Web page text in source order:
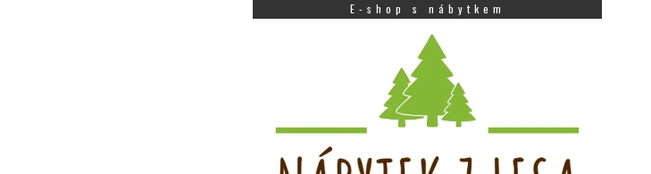
E-shop s nábytkem